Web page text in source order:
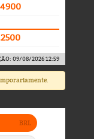
09/08/2026 12:59